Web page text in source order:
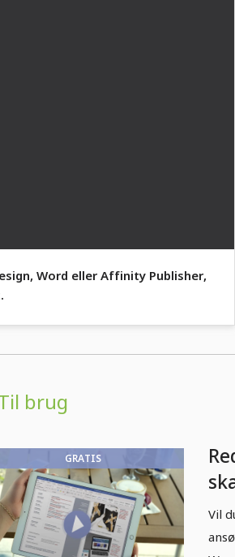
Word eller Affinity Publisher,
brug
GRATIS
Vil